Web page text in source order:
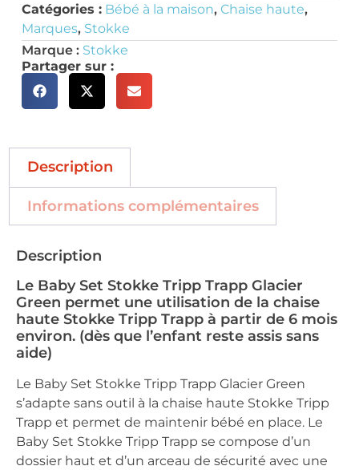
Catégories : Bébé à la maison, Chaise haute,
Marques, Stokke
Marque : Stokke
Partager sur :
Description
Informations complémentaires
Description
Le Baby Set Stokke Tripp Trapp Glacier
Green permet une utilisation de la chaise
haute Stokke Tripp Trapp à partir de 6 mois
environ. (dès que l’enfant reste assis sans
aide)
Le Baby Set Stokke Tripp Trapp Glacier Green
s’adapte sans outil à la chaise haute Stokke Tripp
Trapp et permet de maintenir bébé en place. Le
Baby Set Stokke Tripp Trapp se compose d’un
dossier haut et d’un arceau de sécurité avec une